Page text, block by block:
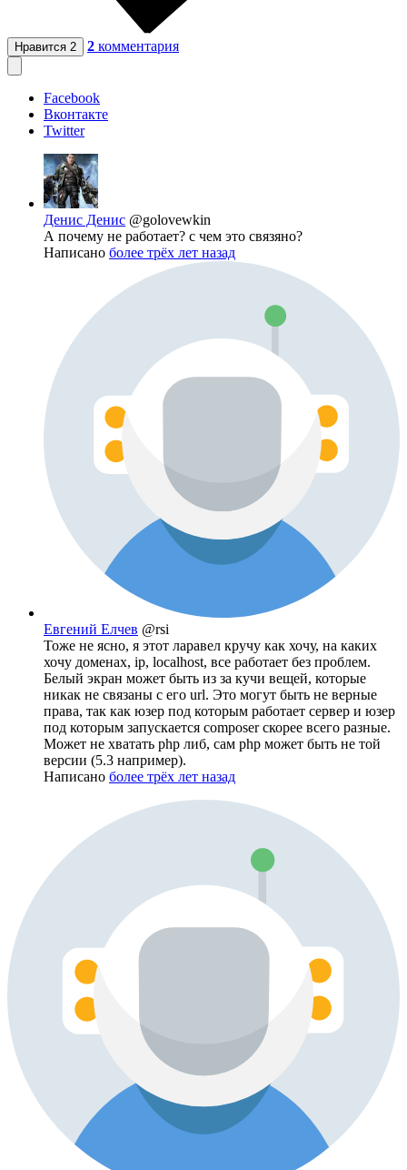
Нравится 2 2 комментария
Facebook
Вконтакте
Twitter
Денис Денис @golovewkin
А почему не работает? с чем это связяно?
Написано более трёх лет назад
Евгений Елчев @rsi
Тоже не ясно, я этот ларавел кручу как хочу, на каких
хочу доменах, ip, localhost, все работает без проблем.
Белый экран может быть из за кучи вещей, которые
никак не связаны с его url. Это могут быть не верные
права, так как юзер под которым работает сервер и юзер
под которым запускается composer скорее всего разные.
Может не хватать php либ, сам php может быть не той
версии (5.3 например).
Написано более трёх лет назад